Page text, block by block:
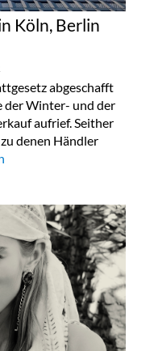
Köln, Berlin
abgeschafft
der Winter- und der
aufrief. Seither
denen Händler
in Köln,